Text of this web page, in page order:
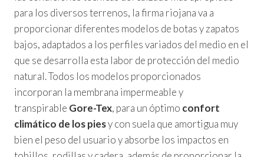
para los diversos terrenos, la firma riojana va a
proporcionar diferentes modelos de botas y zapatos
bajos, adaptados a los perfiles variados del medio en el
que se desarrolla esta labor de protección del medio
natural. Todos los modelos proporcionados
incorporan la membrana impermeable y
transpirable Gore-Tex, para un óptimo confort
climático de los piesy con suela que amortigua muy
bien el peso del usuario y absorbe los impactos en